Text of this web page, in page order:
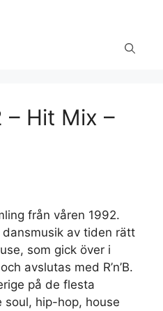
– Hit Mix –
från våren 1992.
av tiden rätt
som gick över i
avslutas med R’n’B.
på de flesta
soul, hip-hop, house
Set Youtube Channel ID